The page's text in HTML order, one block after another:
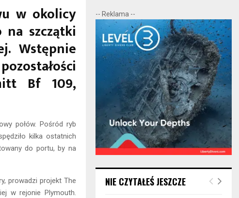
w okolicy
na szczątki
Wstępnie
Bf 109,
połów. Pośród ryb
kilka ostatnich
do portu, by na
prowadzi projekt The
w rejonie Plymouth.
-- Reklama --
NIE CZYTAŁEŚ JESZCZE